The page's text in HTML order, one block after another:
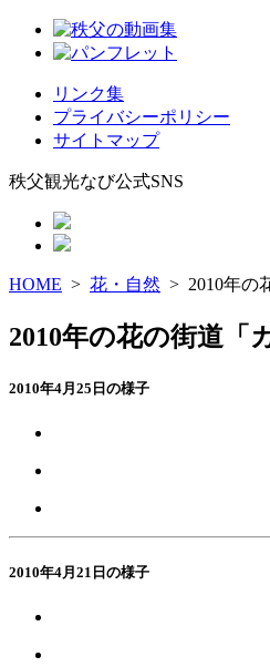
リンク集
プライバシーポリシー
サイトマップ
秩父観光なび公式SNS
HOME > 花・自然 > 2010年の
2010年の花の街道「
2010年4月25日の様子
2010年4月21日の様子